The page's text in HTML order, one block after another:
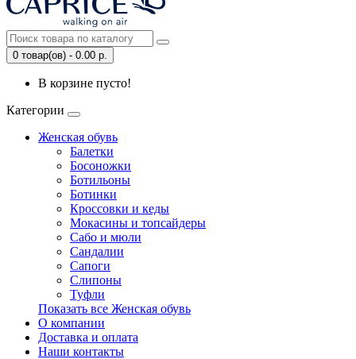
0 товар(ов) - 0.00 р.
В корзине пусто!
Категории
Женская обувь
Балетки
Босоножки
Ботильоны
Ботинки
Кроссовки и кеды
Мокасины и топсайдеры
Сабо и мюли
Сандалии
Сапоги
Слипоны
Туфли
Показать все Женская обувь
О компании
Доставка и оплата
Наши контакты